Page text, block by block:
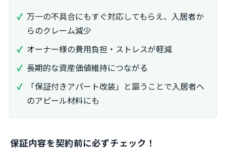
万一の不具合にもすぐ対応してもらえ、入居者か
らのクレーム減少
オーナー様の費用負担・ストレスが軽減
長期的な資産価値維持につながる
「保証付きアパート改装」と謳うことで入居者へ
のアピール材料にも
保証内容を契約前に必ずチェック！